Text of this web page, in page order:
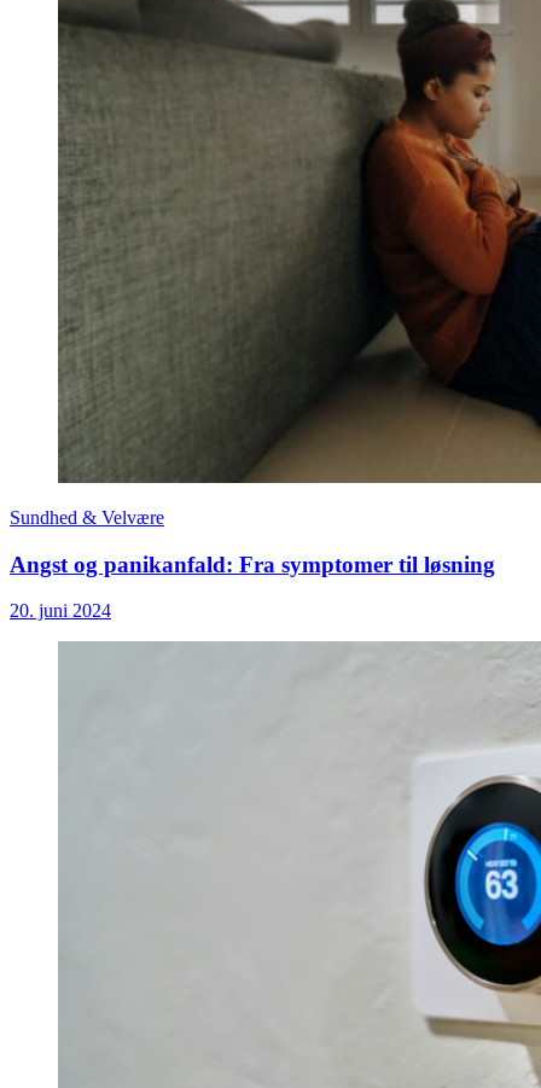
Sundhed & Velvære
Angst og panikanfald: Fra symptomer til løsning
20. juni 2024